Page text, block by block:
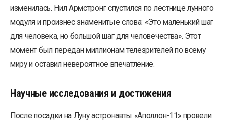
изменилась. Нил Армстронг спустился по лестнице лунного
модуля и произнес знаменитые слова: «Это маленький шаг
для человека, но большой шаг для человечества». Этот
момент был передан миллионам телезрителей по всему
миру и оставил невероятное впечатление.
Научные исследования и достижения
После посадки на Луну астронавты «Аполлон-11» провели